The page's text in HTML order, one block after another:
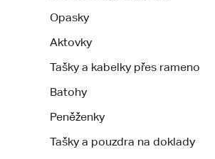
Opasky
Aktovky
Tašky a kabelky přes rameno
Batohy
Peněženky
Tašky a pouzdra na doklady